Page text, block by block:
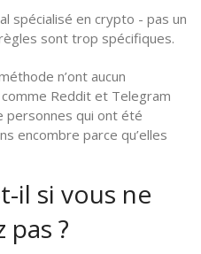
spécialisé en crypto - pas un
sont trop spécifiques.
n’ont aucun
Reddit et Telegram
qui ont été
encombre parce qu’elles
il si vous ne
?